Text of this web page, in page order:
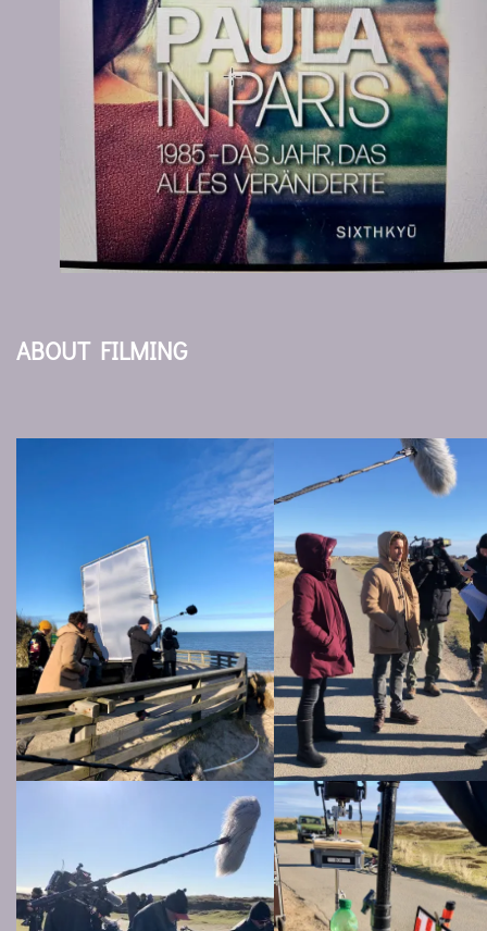
ABOUT FILMING